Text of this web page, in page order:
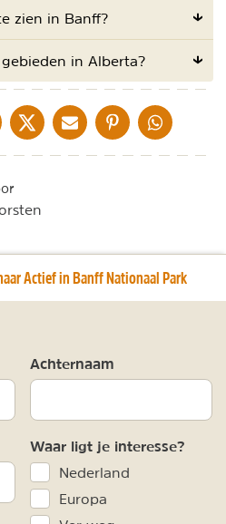
zien in Banff?
in Alberta?
OP FACEBOOK
DELEN OP XDELEN VIA DE MAIL
DELEN OP PINTEREST
DELEN OP
Actief in Banff Nationaal Park
Achternaam
Waar ligt je interesse?
Nederland
Europa